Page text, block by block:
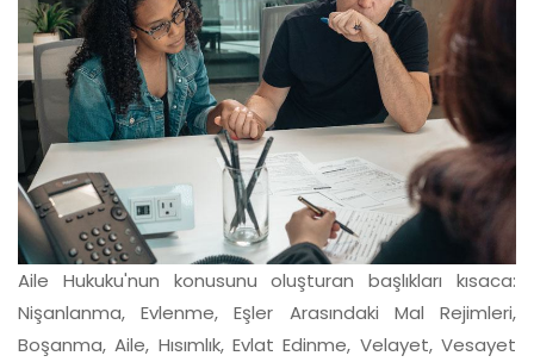
Aile Hukuku'nun konusunu oluşturan başlıkları kısaca:
Nişanlanma, Evlenme, Eşler Arasındaki Mal Rejimleri,
Boşanma, Aile, Hısımlık, Evlat Edinme, Velayet, Vesayet